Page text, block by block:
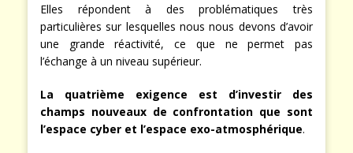
Elles répondent à des problématiques très
particulières sur lesquelles nous nous devons d’avoir
une grande réactivité, ce que ne permet pas
l’échange à un niveau supérieur.
La quatrième exigence est d’investir des
champs nouveaux de confrontation que sont
l’espace cyber et l’espace exo-atmosphérique.